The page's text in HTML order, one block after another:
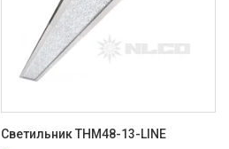
Светильник THM48-13-LINE